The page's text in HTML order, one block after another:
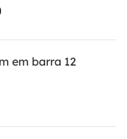
em barra 12